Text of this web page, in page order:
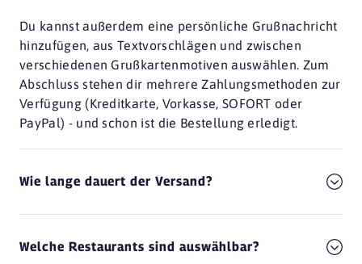
Du kannst außerdem eine persönliche Grußnachricht
hinzufügen, aus Textvorschlägen und zwischen
verschiedenen Grußkartenmotiven auswählen. Zum
Abschluss stehen dir mehrere Zahlungsmethoden zur
Verfügung (Kreditkarte, Vorkasse, SOFORT oder
PayPal) - und schon ist die Bestellung erledigt.
Wie lange dauert der Versand?
Welche Restaurants sind auswählbar?